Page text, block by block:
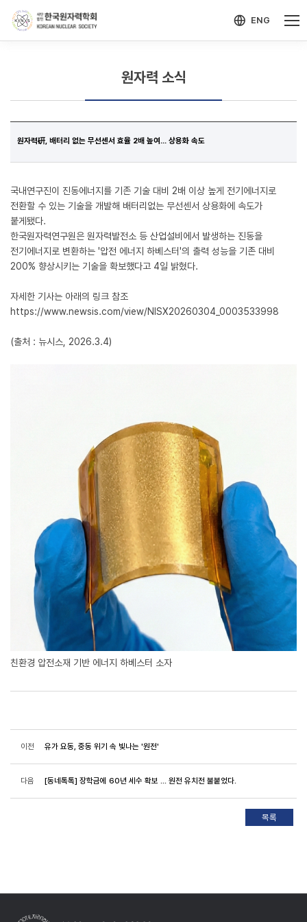
ENG
원자력 소식
원자력硏, 배터리 없는 무선센서 효율 2배 높여... 상용화 속도
국내연구진이 진동에너지를 기존 기술 대비 2배 이상 높게 전기에너지로
전환할 수 있는 기술을 개발해 배터리없는 무선센서 상용화에 속도가
붙게됐다.
한국원자력연구원은 원자력발전소 등 산업설비에서 발생하는 진동을
전기에너지로 변환하는 '압전 에너지 하베스터'의 출력 성능을 기존 대비
200% 향상시키는 기술을 확보했다고 4일 밝혔다.
자세한 기사는 아래의 링크 참조
https://www.newsis.com/view/NISX20260304_0003533998
(출처 : 뉴시스, 2026.3.4)
친환경 압전소재 기반 에너지 하베스터 소자
이전 유가 요동, 중동 위기 속 빛나는 '원전'
다음 [동네톡톡] 장학금에 60년 세수 확보 ... 원전 유치전 불붙었다.